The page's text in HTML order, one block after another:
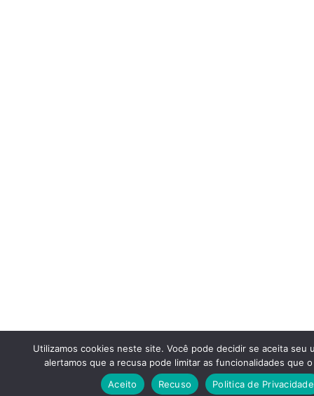
Utilizamos cookies neste site. Você pode decidir se aceita seu
alertamos que a recusa pode limitar as funcionalidades que
Aceito
Recuso Politica de Privacidade